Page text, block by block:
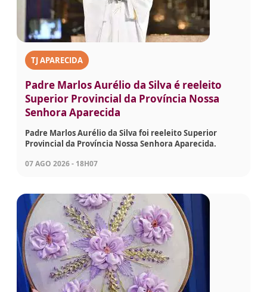
TJ APARECIDA
Padre Marlos Aurélio da Silva é reeleito
Superior Provincial da Província Nossa
Senhora Aparecida
Padre Marlos Aurélio da Silva foi reeleito Superior
Provincial da Província Nossa Senhora Aparecida.
07 AGO 2026 - 18H07